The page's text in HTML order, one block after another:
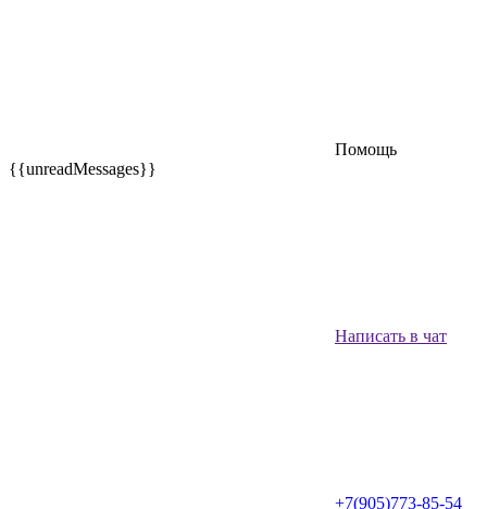
Помощь
{{unreadMessages}}
Написать в чат
+7(905)773-85-54